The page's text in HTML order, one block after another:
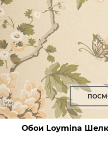
Обои Loymina